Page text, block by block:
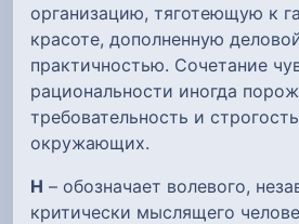
организацию, тяготеющую к
красоте, дополненную
практичностью. Сочетание
рациональности иногда
требовательность и
окружающих.
Н – обозначает волевого,
критически мыслящего